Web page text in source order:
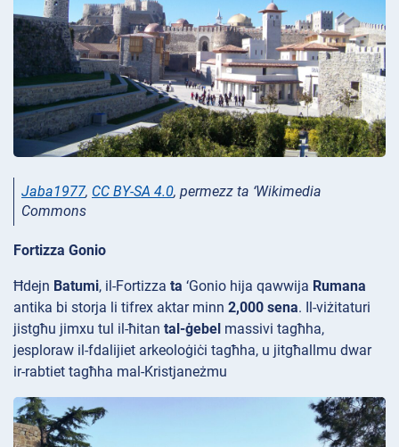
Jaba1977, CC BY-SA 4.0, permezz ta ‘Wikimedia
Commons
Fortizza Gonio
Ħdejn Batumi, il-Fortizza ta ‘Gonio hija qawwija Rumana
antika bi storja li tifrex aktar minn 2,000 sena. Il-viżitaturi
jistgħu jimxu tul il-ħitan tal-ġebel massivi tagħha,
jesploraw il-fdalijiet arkeoloġiċi tagħha, u jitgħallmu dwar
ir-rabtiet tagħha mal-Kristjaneżmu